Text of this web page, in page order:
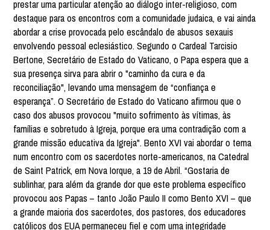
prestar uma particular atenção ao diálogo inter-religioso, com
destaque para os encontros com a comunidade judaica, e vai ainda
abordar a crise provocada pelo escândalo de abusos sexauis
envolvendo pessoal eclesiástico. Segundo o Cardeal Tarcisio
Bertone, Secretário de Estado do Vaticano, o Papa espera que a
sua presença sirva para abrir o "caminho da cura e da
reconciliação", levando uma mensagem de “confiança e
esperança”. O Secretário de Estado do Vaticano afirmou que o
caso dos abusos provocou "muito sofrimento às vítimas, às
famílias e sobretudo à Igreja, porque era uma contradição com a
grande missão educativa da Igreja". Bento XVI vai abordar o tema
num encontro com os sacerdotes norte-americanos, na Catedral
de Saint Patrick, em Nova Iorque, a 19 de Abril. “Gostaria de
sublinhar, para além da grande dor que este problema específico
provocou aos Papas – tanto João Paulo II como Bento XVI – que
a grande maioria dos sacerdotes, dos pastores, dos educadores
católicos dos EUA permaneceu fiel e com uma integridade